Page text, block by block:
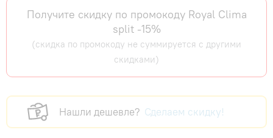
Получите скидку по промокоду Royal Clima
split -15%
(скидка по промокоду не суммируется с другими
скидками)
Нашли дешевле? Сделаем скидку!